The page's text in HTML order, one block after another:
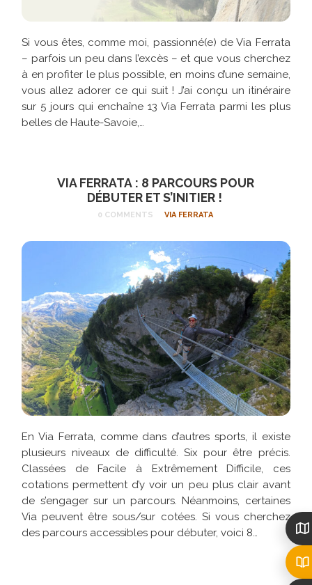
Si vous êtes, comme moi, passionné(e) de Via Ferrata
– parfois un peu dans l’excès – et que vous cherchez
à en profiter le plus possible, en moins d’une semaine,
vous allez adorer ce qui suit ! J’ai conçu un itinéraire
sur 5 jours qui enchaîne 13 Via Ferrata parmi les plus
belles de Haute-Savoie,…
VIA FERRATA : 8 PARCOURS POUR
DÉBUTER ET S’INITIER !
0 COMMENTS VIA FERRATA
En Via Ferrata, comme dans d’autres sports, il existe
plusieurs niveaux de difficulté. Six pour être précis.
Classées de Facile à Extrêmement Difficile, ces
cotations permettent d’y voir un peu plus clair avant
de s’engager sur un parcours. Néanmoins, certaines
Via peuvent être sous/sur cotées. Si vous cherchez
des parcours accessibles pour débuter, voici 8…